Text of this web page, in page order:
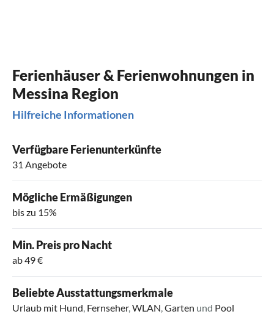
Ferienhäuser & Ferienwohnungen in
Messina Region
Hilfreiche Informationen
Verfügbare Ferienunterkünfte
31 Angebote
Mögliche Ermäßigungen
bis zu 15%
Min. Preis pro Nacht
ab 49 €
Beliebte Ausstattungsmerkmale
Urlaub mit Hund Fernseher, WLAN Garten und Pool